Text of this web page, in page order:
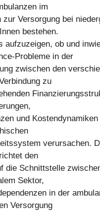
im
zur Versorgung bei
bestehen.
aufzuzeigen, ob und
Probleme in der
zwischen den
zu
und Kostendynamiken
verursachen.
den
die Schnittstelle
Sektor,
in der
Versorgung